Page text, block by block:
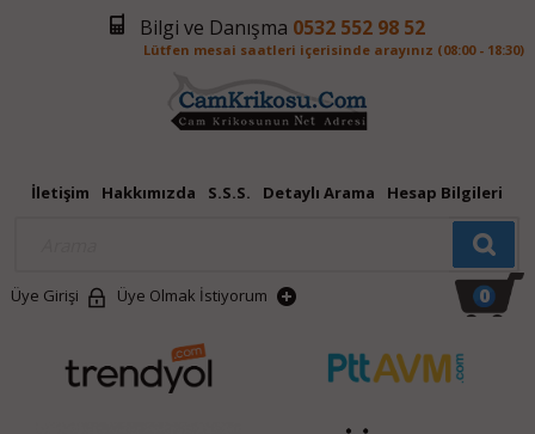
Bilgi ve Danışma 0532 552 98 52
Lütfen mesai saatleri içerisinde arayınız (08:00 - 18:30)
İletişim Hakkımızda S.S.S. Detaylı Arama Hesap Bilgileri
Üye Girişi Üye Olmak İstiyorum 0